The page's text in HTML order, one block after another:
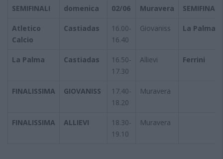
SEMIFINALI
domenica 02/06 Muravera SEMIFINALI
Atletico
Calcio
Castiadas
16.00-
16.40
Giovaniss La Palma
La Palma Castiadas
16.50-
17.30
Allievi Ferrini
FINALISSIMA GIOVANISS
17.40-
18.20
Muravera
FINALISSIMA ALLIEVI
18.30-
19.10
Muravera